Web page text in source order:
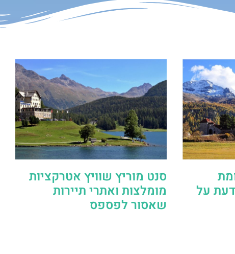
על
סנט מוריץ שוויץ אטרקציות
מומלצות ואתרי תיירות
שאסור לפספס